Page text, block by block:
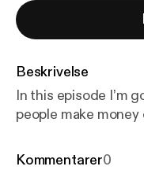
Beskrivelse
In this episode I’m
people make money
Kommentarer0